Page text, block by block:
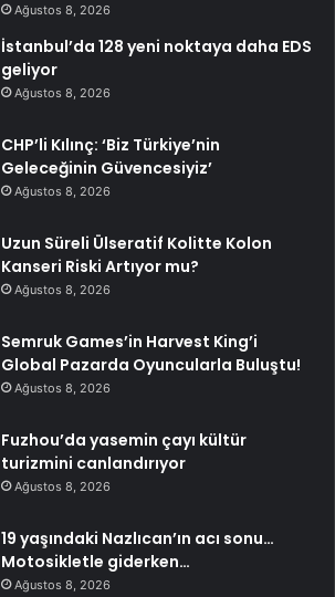
Ağustos 8, 2026
İstanbul’da 128 yeni noktaya daha EDS
geliyor
Ağustos 8, 2026
CHP’li Kılınç: ‘Biz Türkiye’nin
Geleceğinin Güvencesiyiz’
Ağustos 8, 2026
Uzun Süreli Ülseratif Kolitte Kolon
Kanseri Riski Artıyor mu?
Ağustos 8, 2026
Semruk Games’in Harvest King’i
Global Pazarda Oyuncularla Buluştu!
Ağustos 8, 2026
Fuzhou’da yasemin çayı kültür
turizmini canlandırıyor
Ağustos 8, 2026
19 yaşındaki Nazlıcan’ın acı sonu…
Motosikletle giderken…
Ağustos 8, 2026